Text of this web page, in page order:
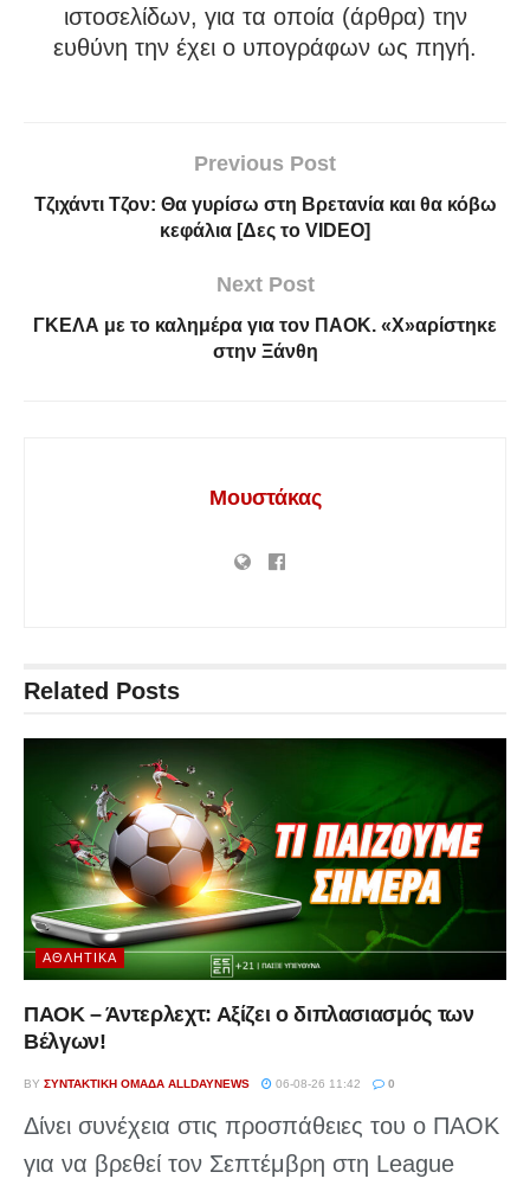
ιστοσελίδων, για τα οποία (άρθρα) την
ευθύνη την έχει ο υπογράφων ως πηγή.
Previous Post
Τζιχάντι Τζον: Θα γυρίσω στη Βρετανία και θα κόβω
κεφάλια [Δες το VIDEO]
Next Post
ΓΚΕΛΑ με το καλημέρα για τον ΠΑΟΚ. «Χ»αρίστηκε
στην Ξάνθη
Μουστάκας
Related Posts
ΑΘΛΗΤΙΚΆ
ΠΑΟΚ – Άντερλεχτ: Αξίζει ο διπλασιασμός των
Βέλγων!
BY ΣΥΝΤΑΚΤΙΚΉ ΟΜΆΔΑ ALLDAYNEWS 06-08-26 11:42 0
Δίνει συνέχεια στις προσπάθειες του ο ΠΑΟΚ
για να βρεθεί τον Σεπτέμβρη στη League